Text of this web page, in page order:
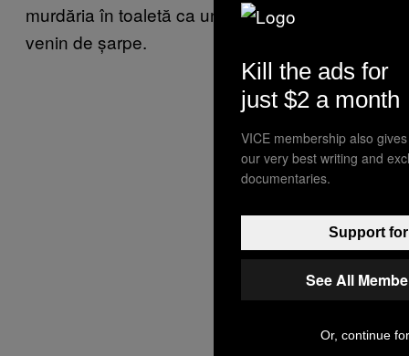
murdăria în toaletă ca un cowboy care a tras
venin de șarpe.
Kill the ads for
just $2 a month
VICE membership also
our very best writing and
documentaries.
Support for
See All
Or, continue